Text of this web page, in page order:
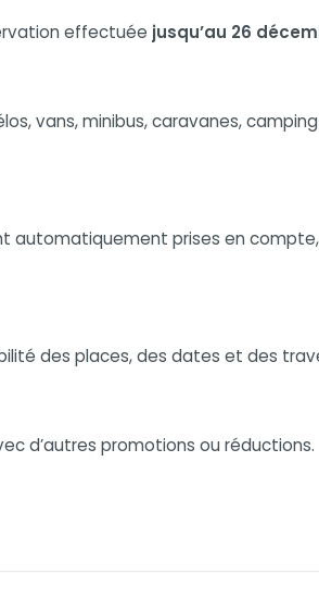
effectuée jusqu’au 26
vans, minibus, caravanes,
automatiquement prises en
des places, des dates et des
d’autres promotions ou réductions.